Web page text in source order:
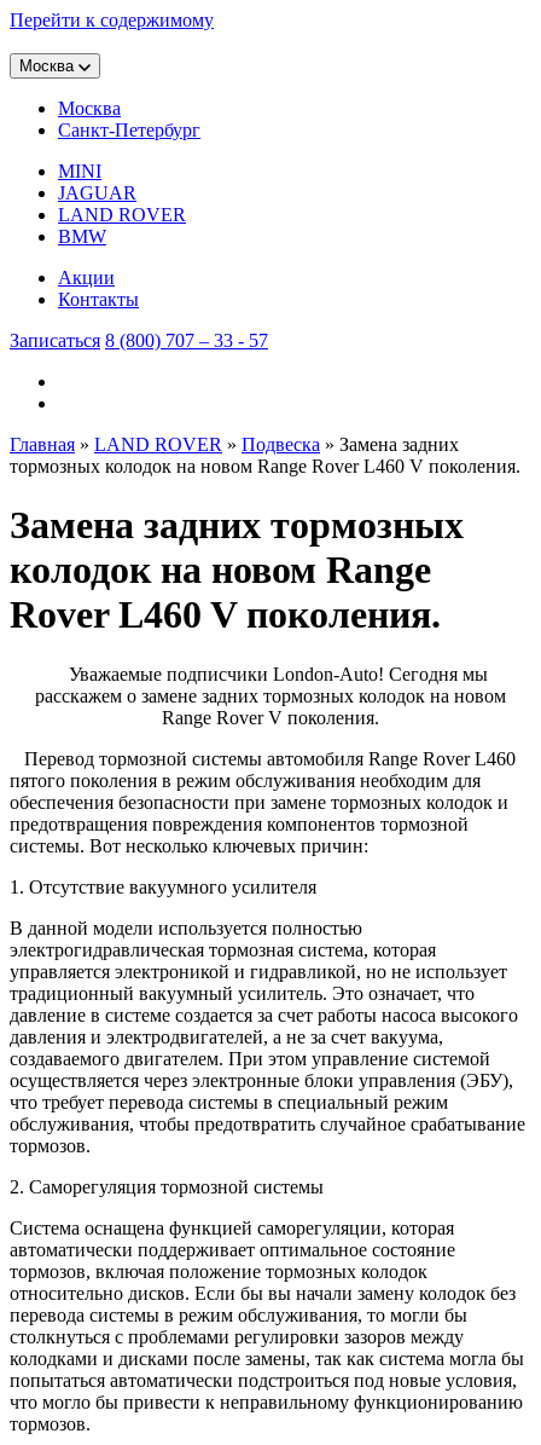
Перейти к содержимому
Москва
Москва
Санкт-Петербург
MINI
JAGUAR
LAND ROVER
BMW
Акции
Контакты
Записаться 8 (800) 707 – 33 - 57
Главная » LAND ROVER » Подвеска » Замена задних
тормозных колодок на новом Range Rover L460 V поколения.
Замена задних тормозных
колодок на новом Range
Rover L460 V поколения.
Уважаемые подписчики London-Auto! Сегодня мы
расскажем о замене задних тормозных колодок на новом
Range Rover V поколения.
Перевод тормозной системы автомобиля Range Rover L460
пятого поколения в режим обслуживания необходим для
обеспечения безопасности при замене тормозных колодок и
предотвращения повреждения компонентов тормозной
системы. Вот несколько ключевых причин:
1. Отсутствие вакуумного усилителя
В данной модели используется полностью
электрогидравлическая тормозная система, которая
управляется электроникой и гидравликой, но не использует
традиционный вакуумный усилитель. Это означает, что
давление в системе создается за счет работы насоса высокого
давления и электродвигателей, а не за счет вакуума,
создаваемого двигателем. При этом управление системой
осуществляется через электронные блоки управления (ЭБУ),
что требует перевода системы в специальный режим
обслуживания, чтобы предотвратить случайное срабатывание
тормозов.
2. Саморегуляция тормозной системы
Система оснащена функцией саморегуляции, которая
автоматически поддерживает оптимальное состояние
тормозов, включая положение тормозных колодок
относительно дисков. Если бы вы начали замену колодок без
перевода системы в режим обслуживания, то могли бы
столкнуться с проблемами регулировки зазоров между
колодками и дисками после замены, так как система могла бы
попытаться автоматически подстроиться под новые условия,
что могло бы привести к неправильному функционированию
тормозов.